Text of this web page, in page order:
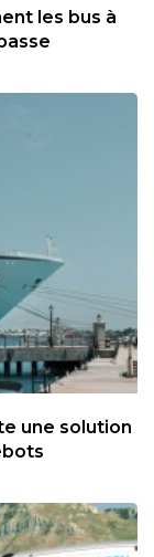
les bus à
une solution